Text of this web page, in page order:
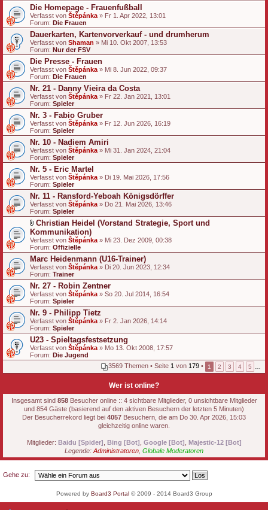
Die Homepage - Frauenfußball
Verfasst von Štěpánka » Fr 1. Apr 2022, 13:01
Forum: Die Frauen
Dauerkarten, Kartenvorverkauf - und drumherum
Verfasst von Shaman » Mi 10. Okt 2007, 13:53
Forum: Nur der FSV
Die Presse - Frauen
Verfasst von Štěpánka » Mi 8. Jun 2022, 09:37
Forum: Die Frauen
Nr. 21 - Danny Vieira da Costa
Verfasst von Štěpánka » Fr 22. Jan 2021, 13:01
Forum: Spieler
Nr. 3 - Fabio Gruber
Verfasst von Štěpánka » Fr 12. Jun 2026, 16:19
Forum: Spieler
Nr. 10 - Nadiem Amiri
Verfasst von Štěpánka » Mi 31. Jan 2024, 21:04
Forum: Spieler
Nr. 5 - Eric Martel
Verfasst von Štěpánka » Di 19. Mai 2026, 17:56
Forum: Spieler
Nr. 11 - Ransford-Yeboah Königsdörffer
Verfasst von Štěpánka » Do 21. Mai 2026, 13:46
Forum: Spieler
D
a
t
e
i
a
n
h
a
n
g
Christian Heidel (Vorstand Strategie, Sport und
Kommunikation)
Verfasst von Štěpánka » Mi 23. Dez 2009, 00:38
Forum: Offizielle
Marc Heidenmann (U16-Trainer)
Verfasst von Štěpánka » Di 20. Jun 2023, 12:34
Forum: Trainer
Nr. 27 - Robin Zentner
Verfasst von Štěpánka » So 20. Jul 2014, 16:54
Forum: Spieler
Nr. 9 - Philipp Tietz
Verfasst von Štěpánka » Fr 2. Jan 2026, 14:14
Forum: Spieler
U23 - Spieltagsfestsetzung
Verfasst von Štěpánka » Mo 13. Okt 2008, 17:57
Forum: Die Jugend
3569 Themen • Seite 1 von 179 • 1 2 3 4 5
Wer ist online?
Insgesamt sind 858Besucher online :: 4 sichtbare Mitglieder, 0 unsichtbare Mitglieder
und 854 Gäste (basierend auf den aktiven Besuchern der letzten 5 Minuten)
Der Besucherrekord liegt bei 4057 Besuchern, die am Do 30. Apr 2026, 15:03
gleichzeitig online waren.
Mitglieder: Baidu [Spider] Bing [Bot] Google [Bot] Majestic-12 [Bot]
Legende: Administratoren Globale Moderatoren
Gehe zu:
Powered by Board3 Portal© 2009 - 2014 Board3 Group